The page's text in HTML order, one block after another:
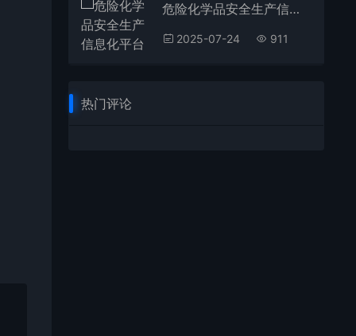
危险化学品安全生产信息化平台
2025-07-24 911
热门评论